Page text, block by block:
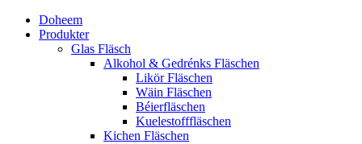
Doheem
Produkter
Glas Fläsch
Alkohol & Gedrénks Fläschen
Likör Fläschen
Wäin Fläschen
Béierfläschen
Kuelestofffläschen
Kichen Fläschen